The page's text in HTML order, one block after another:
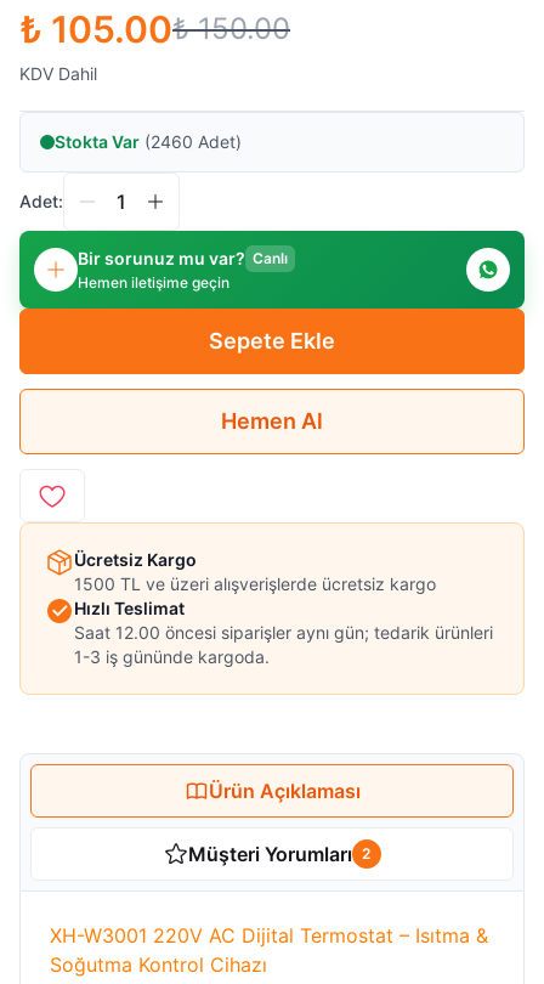
₺ 105.00₺ 150.00
KDV Dahil
Stokta Var (2460 Adet)
Adet:
Bir sorunuz mu var? Canlı
Hemen iletişime geçin
Sepete Ekle
Hemen Al
Ücretsiz Kargo
1500 TL ve üzeri alışverişlerde ücretsiz kargo
Hızlı Teslimat
Saat 12.00 öncesi siparişler aynı gün; tedarik ürünleri
1-3 iş gününde kargoda.
Ürün Açıklaması
Müşteri Yorumları 2
XH-W3001 220V AC Dijital Termostat – Isıtma &
Soğutma Kontrol Cihazı